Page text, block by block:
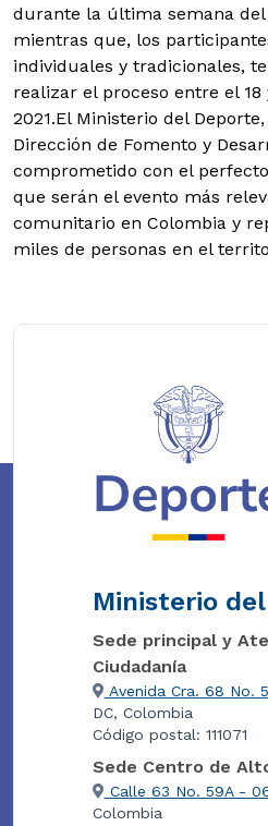
durante la última semana
mientras que, los
individuales y tradicionales,
realizar el proceso entre el
2021.El Ministerio del
Dirección de Fomento y
comprometido con el
que serán el evento más
comunitario en Colombia y
miles de personas en el
Ministerio
Sede principal y
Ciudadanía
Avenida Cra. 68 No.
DC, Colombia
Código postal: 111071
Sede Centro de
Calle 63 No. 59A -
Colombia